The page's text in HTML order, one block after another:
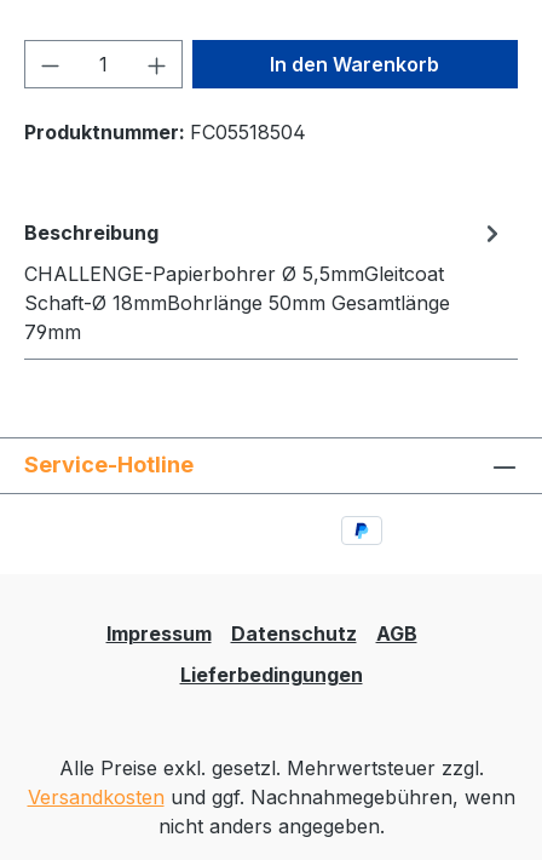
Produkt Anzahl: Gib denIn den Warenkorb
Produktnummer: FC05518504
Beschreibung
CHALLENGE-Papierbohrer Ø 5,5mmGleitcoat
Schaft-Ø 18mmBohrlänge 50mm Gesamtlänge
79mm
Service-Hotline
Impressum Datenschutz
AGB
Lieferbedingungen
Alle Preise exkl. gesetzl. Mehrwertsteuer zzgl.
Versandkosten und ggf. Nachnahmegebühren, wenn
nicht anders angegeben.